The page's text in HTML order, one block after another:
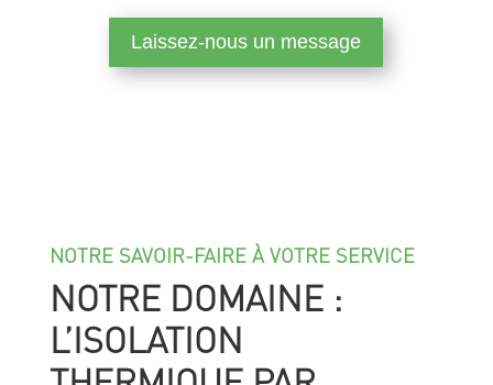
Laissez-nous un message
NOTRE SAVOIR-FAIRE À VOTRE SERVICE
NOTRE DOMAINE :
L’ISOLATION